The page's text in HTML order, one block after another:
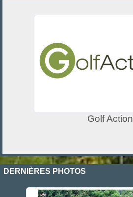
Golf Action
DERNIÈRES PHOTOS